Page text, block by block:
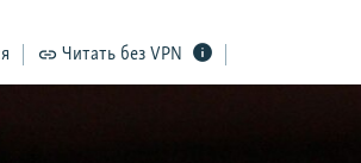
Читать без VPN